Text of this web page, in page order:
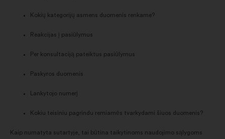
Kokių kategorijų asmens duomenis renkame?
Reakcijas į pasiūlymus
Per konsultaciją pateiktus pasiūlymus
Paskyros duomenis
Lankytojo numerį
Kokiu teisiniu pagrindu remiamės tvarkydami šiuos duomenis?
Kaip numatyta sutartyje, tai būtina taikytinoms naudojimo sąlygoms